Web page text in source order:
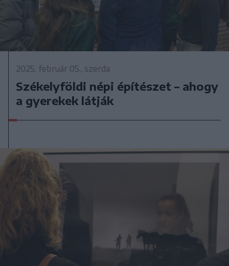
2025. február 05., szerda
Székelyföldi népi építészet – ahogy
a gyerekek látják